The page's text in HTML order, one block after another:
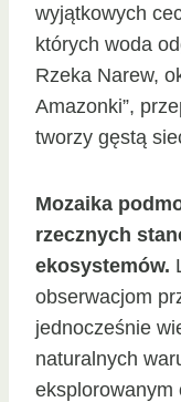
wyjątkowych
których woda
Rzeka Narew,
Amazonki”,
tworzy gęstą
Mozaika
rzecznych
ekosystemów.
obserwacjom
jednocześnie
naturalnych
eksplorowanym